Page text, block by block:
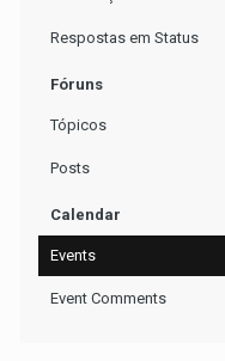
Respostas em Status
Fóruns
Tópicos
Posts
Calendar
Events
Event Comments